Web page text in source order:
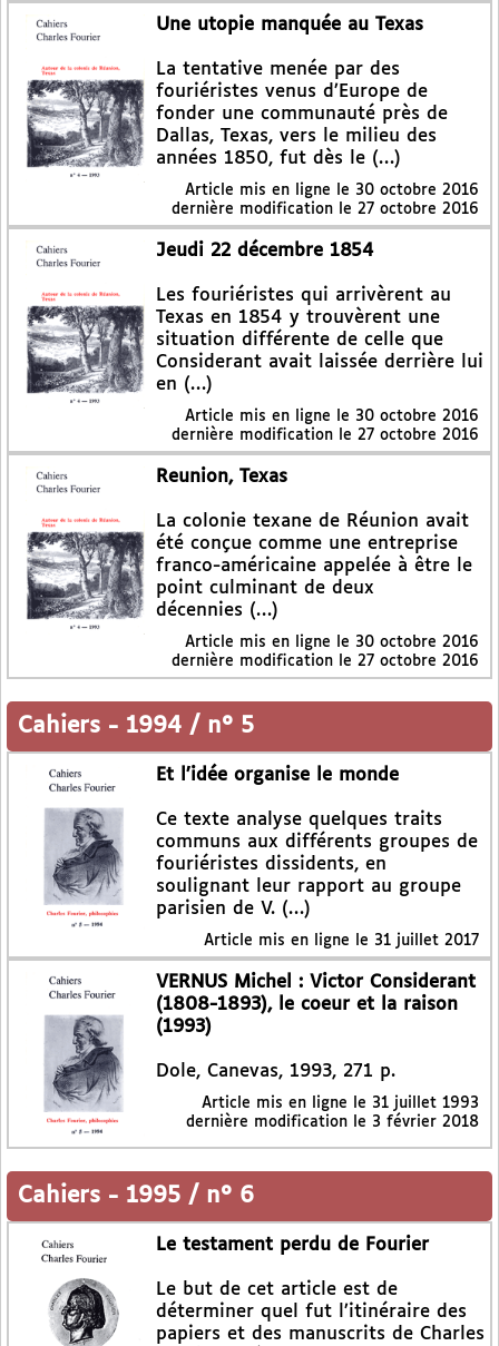
Une utopie manquée au Texas
La tentative menée par des
fouriéristes venus d’Europe de
fonder une communauté près de
Dallas, Texas, vers le milieu des
années 1850, fut dès le (…)
Article mis en ligne le 30 octobre 2016
dernière modification le 27 octobre 2016
Jeudi 22 décembre 1854
Les fouriéristes qui arrivèrent au
Texas en 1854 y trouvèrent une
situation différente de celle que
Considerant avait laissée derrière lui
en (…)
Article mis en ligne le 30 octobre 2016
dernière modification le 27 octobre 2016
Reunion, Texas
La colonie texane de Réunion avait
été conçue comme une entreprise
franco-américaine appelée à être le
point culminant de deux
décennies (…)
Article mis en ligne le 30 octobre 2016
dernière modification le 27 octobre 2016
Cahiers - 1994 / n° 5
Et l’idée organise le monde
Ce texte analyse quelques traits
communs aux différents groupes de
fouriéristes dissidents, en
soulignant leur rapport au groupe
parisien de V. (…)
Article mis en ligne le 31 juillet 2017
VERNUS Michel : Victor Considerant
(1808-1893), le coeur et la raison
(1993)
Dole, Canevas, 1993, 271 p.
Article mis en ligne le 31 juillet 1993
dernière modification le 3 février 2018
Cahiers - 1995 / n° 6
Le testament perdu de Fourier
Le but de cet article est de
déterminer quel fut l’itinéraire des
papiers et des manuscrits de Charles